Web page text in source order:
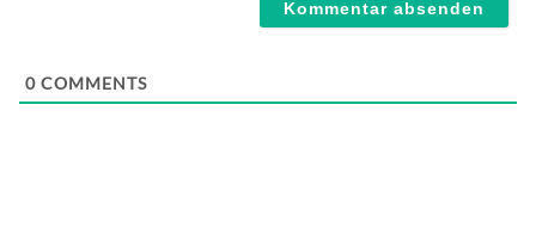
0 COMMENTS